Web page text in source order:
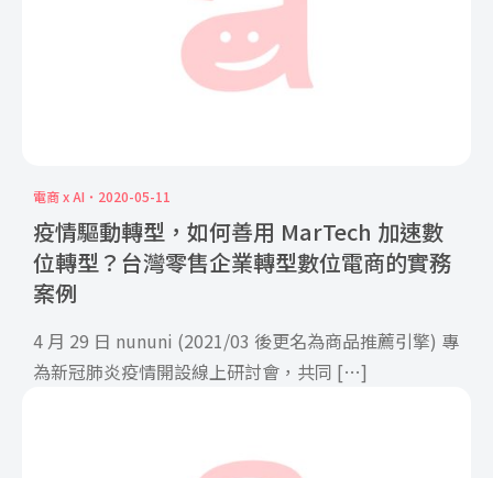
電商 x AI 2020-05-11
疫情驅動轉型，如何善用 MarTech 加速數
位轉型？台灣零售企業轉型數位電商的實務
案例
4 月 29 日 nununi (2021/03 後更名為商品推薦引擎) 專
為新冠肺炎疫情開設線上研討會，共同 […]